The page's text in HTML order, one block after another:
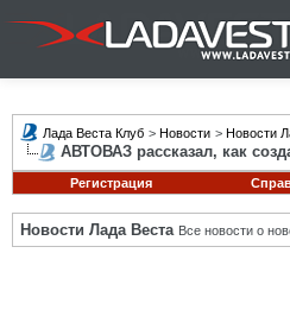
Лада Веста Клуб > Новости > Новости
АВТОВАЗ рассказал, как
Регистрация
Новости Лада Веста Все новости о